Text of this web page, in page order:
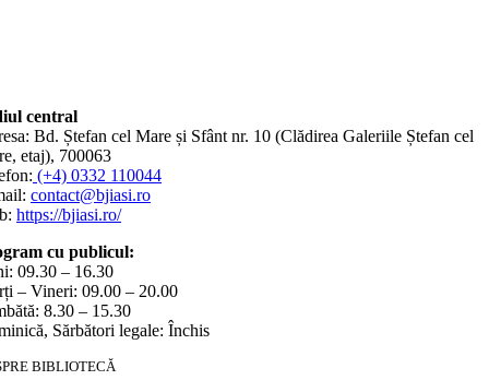
central
Bd. Ștefan cel Mare și Sfânt nr. 10 (Clădirea Galeriile Ștefan cel
etaj), 700063
(+4) 0332 110044
contact@bjiasi.ro
https://bjiasi.ro/
cu publicul:
09.30 – 16.30
– Vineri: 09.00 – 20.00
8.30 – 15.30
Sărbători legale: Închis
BIBLIOTECĂ